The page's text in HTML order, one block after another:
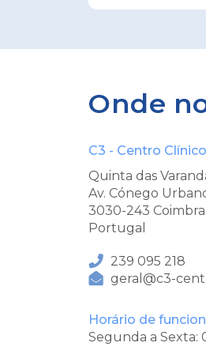
Onde
C3 - Centro
Quinta das
Av. Cónego
3030-243 Coimbra
Portugal
239 095 218
geral@c3-
Horário de
Segunda a Sexta: